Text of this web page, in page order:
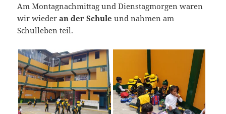
Am Montagnachmittag und Dienstagmorgen waren
wir wiederan der Schule und nahmen am
Schulleben teil.